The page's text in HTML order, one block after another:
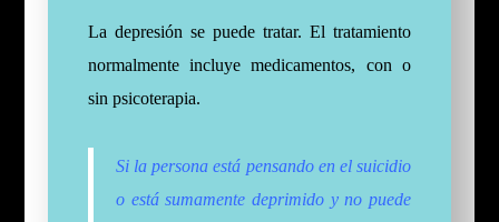
La depresión se puede tratar. El tratamiento
normalmente incluye medicamentos, con o
sin psicoterapia.
Si la persona está pensando en el suicidio
o está sumamente deprimido y no puede